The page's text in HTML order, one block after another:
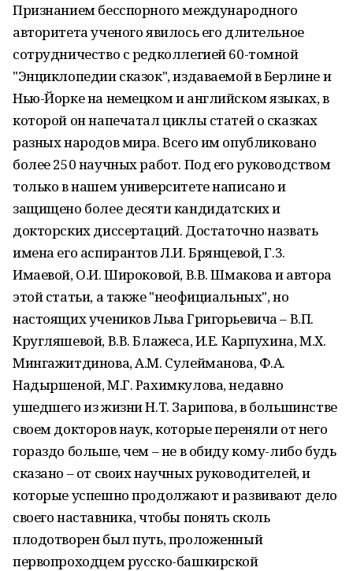
Признанием бесспорного международного
авторитета ученого явилось его длительное
сотрудничество с редколлегией 60-томной
"Энциклопедии сказок", издаваемой в Берлине и
Нью-Йорке на немецком и английском язы­ках, в
которой он напечатал циклы статей о сказках
разных народов мира. Всего им опуб­ликовано
более 250 научных работ. Под его руководством
только в нашем университете написано и
защищено более десяти кандидат­ских и
докторских диссертаций. Достаточно назвать
имена его аспирантов Л.И. Брянцевой, Г.3.
Имаевой, О.И. Широковой, В.В. Шмакова и автора
этой статьи, а также "неофициальных", но
настоящих учеников Льва Григорьевича – В.П.
Кругляшевой, В.В. Блажеса, И.Е. Карпухина, М.Х.
Мингажитдинова, А.М. Сулейманова, Ф.А.
Надыршеной, М.Г. Рахимкулова, недавно
ушедшего из жизни Н.Т. Зарипова, в большинстве
своем докторов наук, которые переняли от него
гораздо больше, чем – не в обиду кому-либо будь
сказано – от своих на­учных руководителей, и
которые успешно продолжают и развивают дело
своего настав­ника, чтобы понять сколь
плодотворен был путь, проложенный
первопроходцем русско-башкирской